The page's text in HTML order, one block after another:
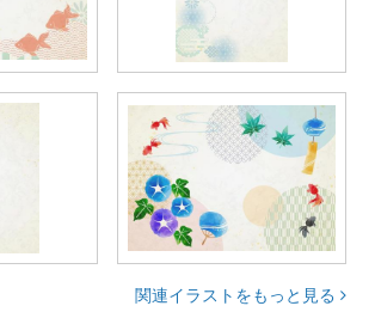
関連イラストをもっと見る